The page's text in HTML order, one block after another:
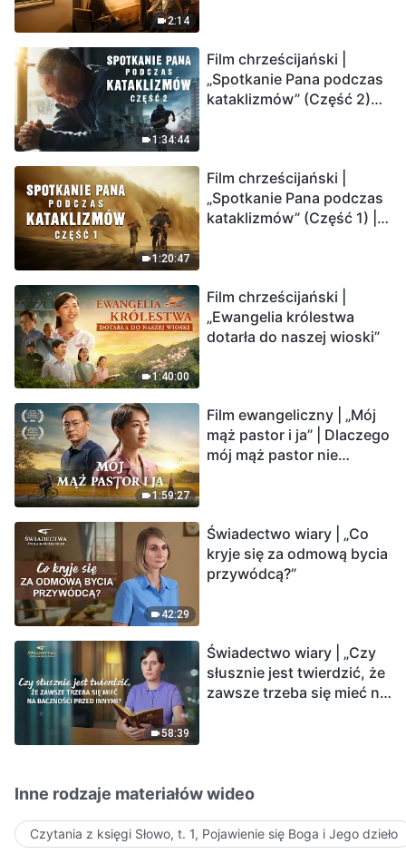
2:14
1:34:44
Film chrześcijański |
„Spotkanie Pana podczas
kataklizmów” (Część 2)
Ludzkość weszła w
odliczanie. Czy znalazłeś
już drogę ocalenia?
1:20:47
Film chrześcijański |
„Spotkanie Pana podczas
kataklizmów” (Część 1) |
1:40:00
Film chrześcijański |
„Ewangelia królestwa
dotarła do naszej wioski”
1:59:27
Film ewangeliczny | „Mój
mąż pastor i ja” | Dlaczego
mój mąż pastor nie
42:29
Świadectwo wiary | „Co
kryje się za odmową bycia
przywódcą?”
58:39
Świadectwo wiary | „Czy
słusznie jest twierdzić, że
zawsze trzeba się mieć na
Inne rodzaje materiałów wideo
Czytania z księgi Słowo, t. 1, Pojawienie się Boga i Jego dzieło